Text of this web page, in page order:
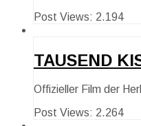
Post Views: 2.194
TAUSEND
Offizieller Film der
Post Views: 2.264